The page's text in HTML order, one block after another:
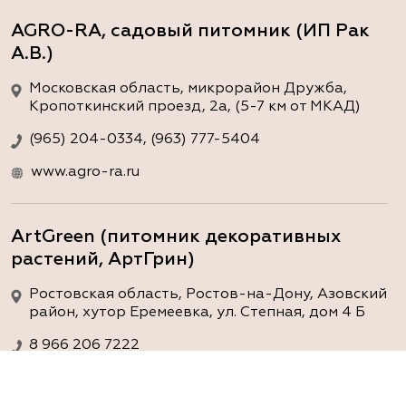
AGRO-RA, садовый питомник (ИП Рак
А.В.)
Московская область, микрорайон Дружба,
Кропоткинский проезд, 2а, (5-7 км от МКАД)
(965) 204-0334, (963) 777-5404
www.agro-ra.ru
ArtGreen (питомник декоративных
растений, АртГрин)
Ростовская область, Ростов-на-Дону, Азовский
район, хутор Еремеевка, ул. Степная, дом 4 Б
8 966 206 7222